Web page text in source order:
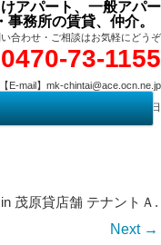
アパート、一般アパー
務所の賃貸、仲介。
合わせ・ご相談はお気軽にどうぞ
0470-73-1155
【E-mail】mk-chintai@ace.ocn.ne.jp
～ 17:15 【定 休 日】水曜・祭日
in 茂原貸店舗 テナントＡ .
Next →